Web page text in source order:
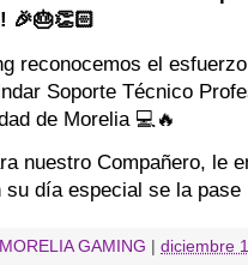
🎉🎂👏🏻
reconocemos el
Soporte Técnico
de Morelia 💻🔥
nuestro Compañero, le
su día especial se la
MORELIA GAMING diciembre